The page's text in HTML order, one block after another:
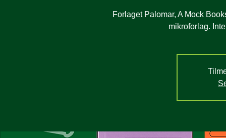
Forlaget Palomar, A Mock
mikroforlag.